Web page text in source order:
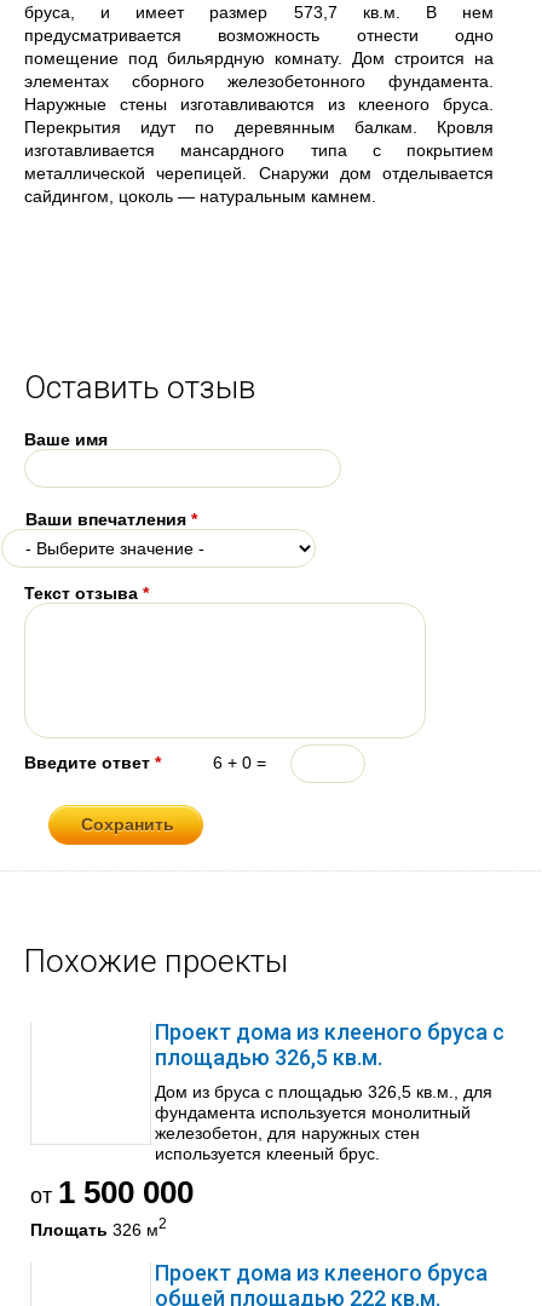
бруса, и имеет размер 573,7 кв.м. В нем
предусматривается возможность отнести одно
помещение под бильярдную комнату. Дом строится на
элементах сборного железобетонного фундамента.
Наружные стены изготавливаются из клееного бруса.
Перекрытия идут по деревянным балкам. Кровля
изготавливается мансардного типа с покрытием
металлической черепицей. Снаружи дом отделывается
сайдингом, цоколь — натуральным камнем.
Оставить отзыв
Ваше имя
Ваши впечатления *
Текст отзыва *
Введите ответ * 6 + 0 =
Похожие проекты
Проект дома из клееного бруса с
площадью 326,5 кв.м.
Дом из бруса с площадью 326,5 кв.м., для
фундамента используется монолитный
железобетон, для наружных стен
используется клееный брус.
от 1 500 000
Площать 326 м2
Проект дома из клееного бруса
общей площадью 222 кв.м.